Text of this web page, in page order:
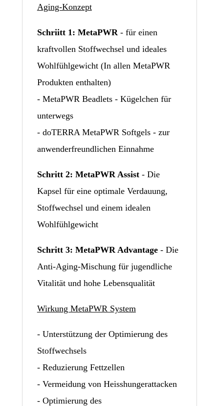
Aging-Konzept
Schriitt 1: MetaPWR - für einen
kraftvollen Stoffwechsel und ideales
Wohlfühlgewicht (In allen MetaPWR
Produkten enthalten)
- MetaPWR Beadlets - Kügelchen für
unterwegs
- doTERRA MetaPWR Softgels - zur
anwenderfreundlichen Einnahme
Schritt 2: MetaPWR Assist- Die
Kapsel für eine optimale Verdauung,
Stoffwechsel und einem idealen
Wohlfühlgewicht
Schritt 3: MetaPWR Advantage- Die
Anti-Aging-Mischung für jugendliche
Vitalität und hohe Lebensqualität
Wirkung MetaPWR System
- Unterstützung der Optimierung des
Stoffwechsels
- Reduzierung Fettzellen
- Vermeidung von Heisshungerattacken
- Optimierung des